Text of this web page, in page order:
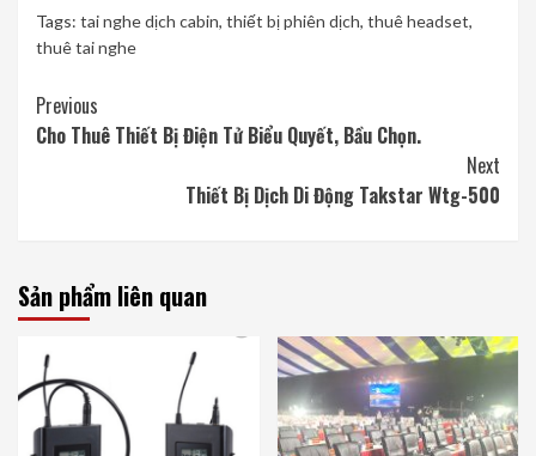
Tags: tai nghe dịch cabin, thiết bị phiên dịch, thuê headset,
thuê tai nghe
Continue
Reading
Previous
Cho Thuê Thiết Bị Điện Tử Biểu Quyết, Bầu Chọn.
Next
Thiết Bị Dịch Di Động Takstar Wtg-500
Sản phẩm liên quan